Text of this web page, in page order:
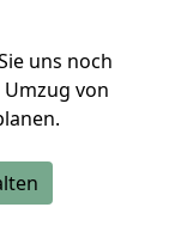
uns noch
von